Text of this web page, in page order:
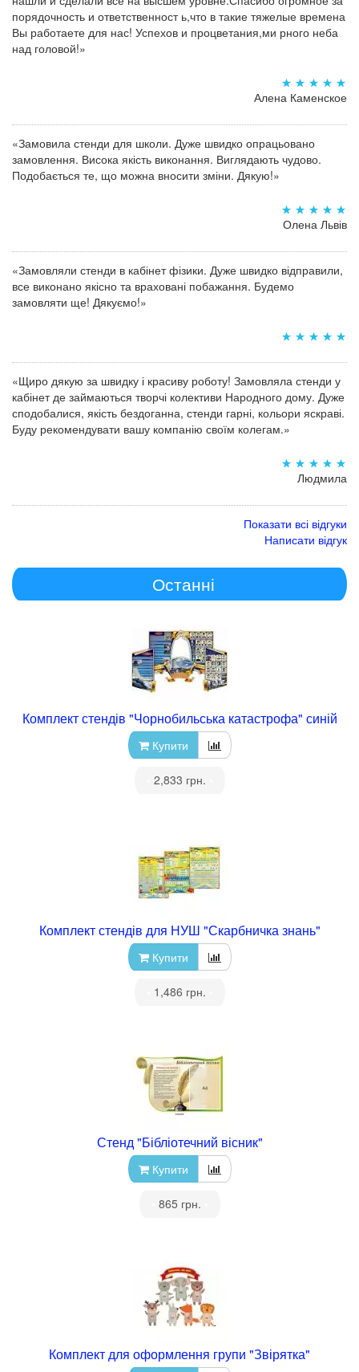
порядочность и ответственност ь,что в такие тяжелые времена
Вы работаете для нас! Успехов и процветания,ми рного неба
над головой!»
Алена Каменское
«Замовила стенди для школи. Дуже швидко опрацьовано
замовлення. Висока якість виконання. Виглядають чудово.
Подобається те, що можна вносити зміни. Дякую!»
Олена Львів
«Замовляли стенди в кабінет фізики. Дуже швидко відправили,
все виконано якісно та враховані побажання. Будемо
замовляти ще! Дякуємо!»
«Щиро дякую за швидку і красиву роботу! Замовляла стенди у
кабінет де займаються творчі колективи Народного дому. Дуже
сподобалися, якість бездоганна, стенди гарні, кольори яскраві.
Буду рекомендувати вашу компанію своїм колегам.»
Людмила
Показати всі відгуки
Написати відгук
Останні
Комплект стендів "Чорнобильська катастрофа" синій
Купити
2,833 грн.
Комплект стендів для НУШ "Скарбничка знань"
Купити
1,486 грн.
Стенд "Бібліотечний вісник"
Купити
865 грн.
Комплект для оформлення групи "Звірятка"